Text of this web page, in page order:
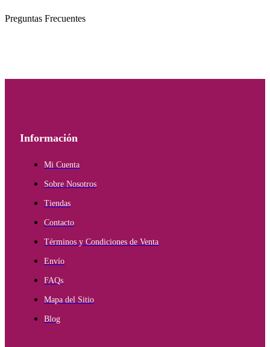
Preguntas Frecuentes
Información
Mi Cuenta
Sobre Nosotros
Tiendas
Contacto
Términos y Condiciones de Venta
Envío
FAQs
Mapa del Sitio
Blog